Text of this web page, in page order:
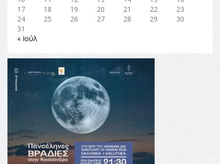
17
18 19 20 21 22
23
24
25 26 27 28 29
30
31
« Ιούλ